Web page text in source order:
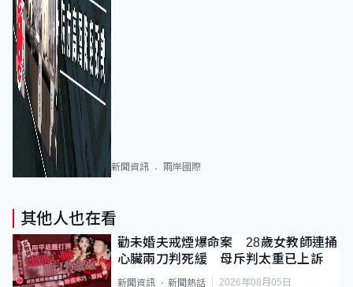
新聞資訊 兩岸國際
其他人也在看
勸未婚夫戒煙爆命案 28歲女教師連捅
心臟兩刀判死緩 母斥判太重已上訴
新聞資訊 新聞熱話 2026年08月05日